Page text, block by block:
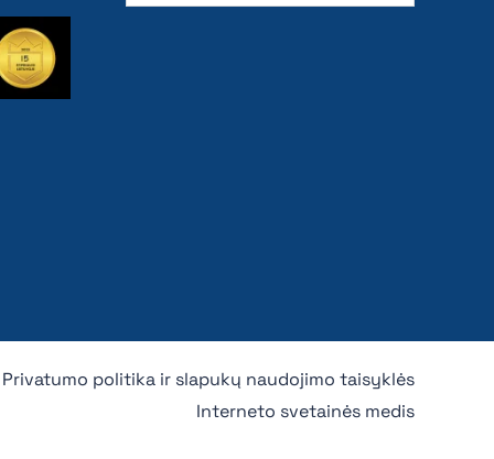
Privatumo politika ir slapukų naudojimo taisyklės
Interneto svetainės medis